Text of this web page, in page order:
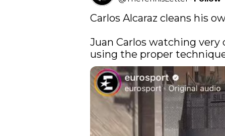
Carlos Alcaraz cleans his
Juan Carlos watching very
using the proper